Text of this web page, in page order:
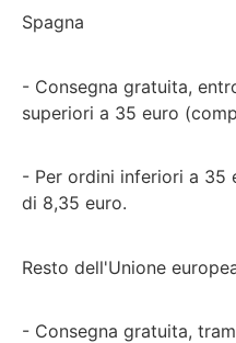
Spagna
- Consegna gratuita,
superiori a 35 euro
- Per ordini inferiori a 35
di 8,35 euro.
Resto dell'Unione
- Consegna gratuita,